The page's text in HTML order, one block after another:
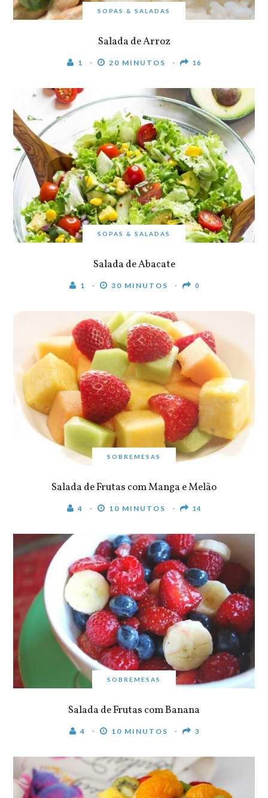
SOPAS & SALADAS
Salada de Arroz
1 20 MINUTOS 16
SOPAS & SALADAS
Salada de Abacate
1 30 MINUTOS 0
SOBREMESAS
Salada de Frutas com Manga e Melão
4 10 MINUTOS 14
SOBREMESAS
Salada de Frutas com Banana
4 10 MINUTOS 3